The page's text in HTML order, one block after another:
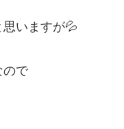
いますが💦
ので